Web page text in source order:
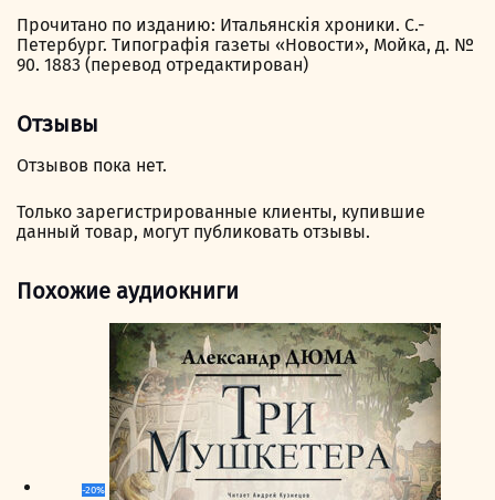
Прочитано по изданию: Итальянскія хроники. С.-
Петербург. Типографія газеты «Новости», Мойка, д. №
90. 1883 (перевод отредактирован)
Отзывы
Отзывов пока нет.
Только зарегистрированные клиенты, купившие
данный товар, могут публиковать отзывы.
Похожие аудиокниги
-20%